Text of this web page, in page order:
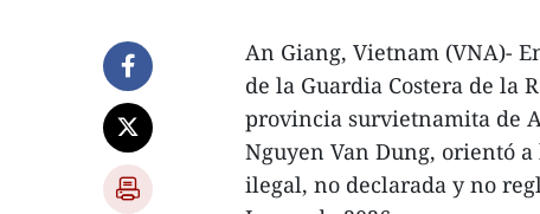
An Giang, Vietnam (VNA)-
de la Guardia Costera de la
provincia survietnamita de
Nguyen Van Dung, orientó
ilegal, no declarada y no